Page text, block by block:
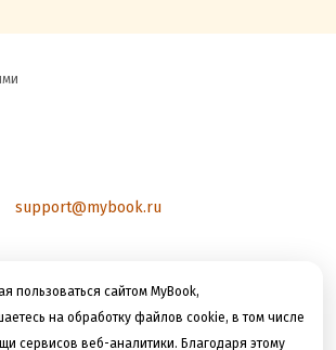
пользоваться сайтом MyBook,
на обработку файлов cookie, в том числе
сервисов веб-аналитики. Благодаря этому
support@mybook.ru